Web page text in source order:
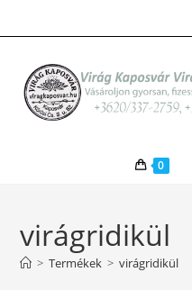
to
0
virágridikül
> Termékek > virágridikül